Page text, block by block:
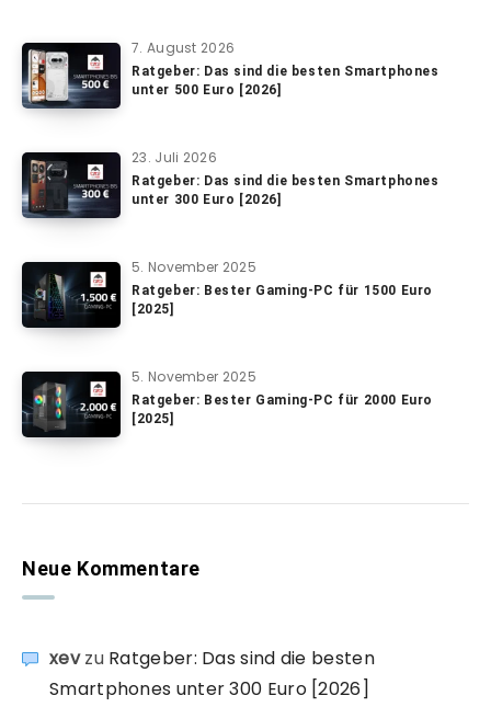
7. August 2026
Ratgeber: Das sind die besten Smartphones
unter 500 Euro [2026]
23. Juli 2026
Ratgeber: Das sind die besten Smartphones
unter 300 Euro [2026]
5. November 2025
Ratgeber: Bester Gaming-PC für 1500 Euro
[2025]
5. November 2025
Ratgeber: Bester Gaming-PC für 2000 Euro
[2025]
Neue Kommentare
xevzu Ratgeber: Das sind die besten
Smartphones unter 300 Euro [2026]